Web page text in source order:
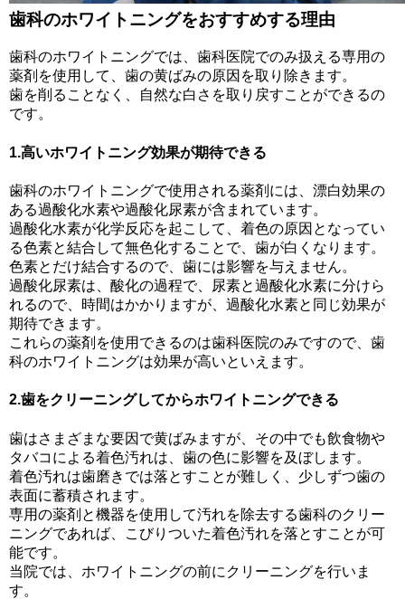
歯科のホワイトニングをおすすめする理由
歯科のホワイトニングでは、歯科医院でのみ扱える専用の
薬剤を使用して、歯の黄ばみの原因を取り除きます。
歯を削ることなく、自然な白さを取り戻すことができるの
です。
1.高いホワイトニング効果が期待できる
歯科のホワイトニングで使用される薬剤には、漂白効果の
ある過酸化水素や過酸化尿素が含まれています。
過酸化水素が化学反応を起こして、着色の原因となってい
る色素と結合して無色化することで、歯が白くなります。
色素とだけ結合するので、歯には影響を与えません。
過酸化尿素は、酸化の過程で、尿素と過酸化水素に分けら
れるので、時間はかかりますが、過酸化水素と同じ効果が
期待できます。
これらの薬剤を使用できるのは歯科医院のみですので、歯
科のホワイトニングは効果が高いといえます。
2.歯をクリーニングしてからホワイトニングできる
歯はさまざまな要因で黄ばみますが、その中でも飲食物や
タバコによる着色汚れは、歯の色に影響を及ぼします。
着色汚れは歯磨きでは落とすことが難しく、少しずつ歯の
表面に蓄積されます。
専用の薬剤と機器を使用して汚れを除去する歯科のクリー
ニングであれば、こびりついた着色汚れを落とすことが可
能です。
当院では、ホワイトニングの前にクリーニングを行いま
す。